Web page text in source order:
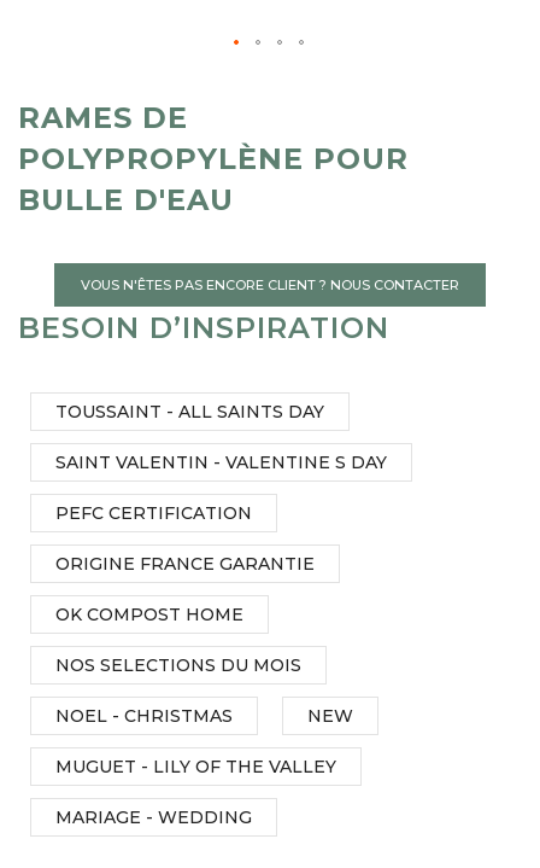
RAMES DE
POLYPROPYLÈNE POUR
BULLE D'EAU
VOUS N'ÊTES PAS ENCORE CLIENT ? NOUS CONTACTER
BESOIN D’INSPIRATION
TOUSSAINT - ALL SAINTS DAY
SAINT VALENTIN - VALENTINE S DAY
PEFC CERTIFICATION
ORIGINE FRANCE GARANTIE
OK COMPOST HOME
NOS SELECTIONS DU MOIS
NOEL - CHRISTMAS NEW
MUGUET - LILY OF THE VALLEY
MARIAGE - WEDDING